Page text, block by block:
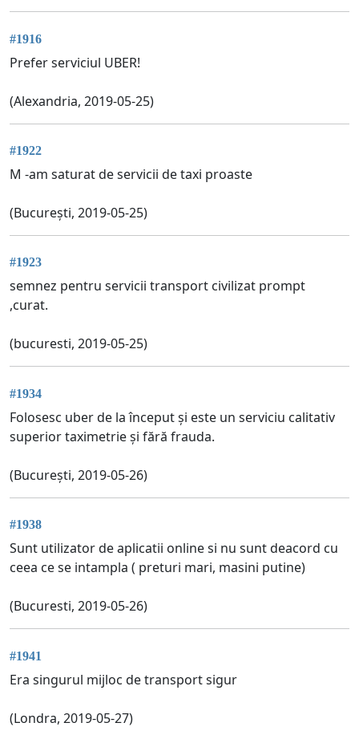
#1916
Prefer serviciul UBER!
(Alexandria, 2019-05-25)
#1922
M -am saturat de servicii de taxi proaste
(București, 2019-05-25)
#1923
semnez pentru servicii transport civilizat prompt
,curat.
(bucuresti, 2019-05-25)
#1934
Folosesc uber de la început și este un serviciu calitativ
superior taximetrie și fără frauda.
(București, 2019-05-26)
#1938
Sunt utilizator de aplicatii online si nu sunt deacord cu
ceea ce se intampla ( preturi mari, masini putine)
(Bucuresti, 2019-05-26)
#1941
Era singurul mijloc de transport sigur
(Londra, 2019-05-27)